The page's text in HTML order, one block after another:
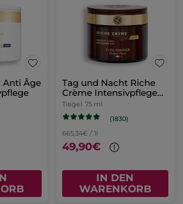
Anti Âge
Tag und Nacht Riche
Crème Intensivpflege
75ml
Tiegel 75 ml
(1830)
665,34€ / 1l
49,90€
IN DEN
WARENKORB